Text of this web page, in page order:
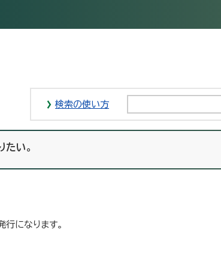
検索の使い方
い。
行になります。